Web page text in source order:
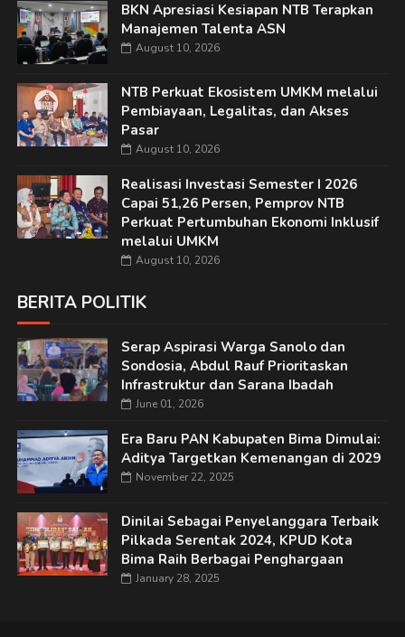
BKN Apresiasi Kesiapan NTB Terapkan
Manajemen Talenta ASN
August 10, 2026
NTB Perkuat Ekosistem UMKM melalui
Pembiayaan, Legalitas, dan Akses
Pasar
August 10, 2026
Realisasi Investasi Semester I 2026
Capai 51,26 Persen, Pemprov NTB
Perkuat Pertumbuhan Ekonomi Inklusif
melalui UMKM
August 10, 2026
BERITA POLITIK
Serap Aspirasi Warga Sanolo dan
Sondosia, Abdul Rauf Prioritaskan
Infrastruktur dan Sarana Ibadah
June 01, 2026
Era Baru PAN Kabupaten Bima Dimulai:
Aditya Targetkan Kemenangan di 2029
November 22, 2025
Dinilai Sebagai Penyelanggara Terbaik
Pilkada Serentak 2024, KPUD Kota
Bima Raih Berbagai Penghargaan
January 28, 2025